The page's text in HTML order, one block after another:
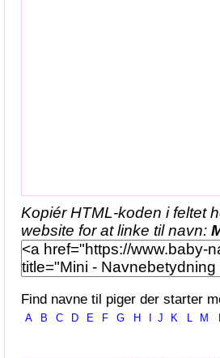
Kopiér HTML-koden i feltet
website for at linke til navn:
Find navne til piger der starter
A B C D E F G H J K L M